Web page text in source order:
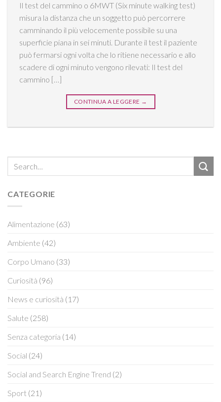
Il test del cammino o 6MWT (Six minute walking test)
misura la distanza che un soggetto può percorrere
camminando il più velocemente possibile su una
superficie piana in sei minuti. Durante il test il paziente
può fermarsi ogni volta che lo ritiene necessario e allo
scadere di ogni minuto vengono rilevati: Il test del
cammino […]
CONTINUA A LEGGERE →
CATEGORIE
Alimentazione (63)
Ambiente (42)
Corpo Umano (33)
Curiosità (96)
News e curiosità (17)
Salute (258)
Senza categoria (14)
Social (24)
Social and Search Engine Trend (2)
Sport (21)